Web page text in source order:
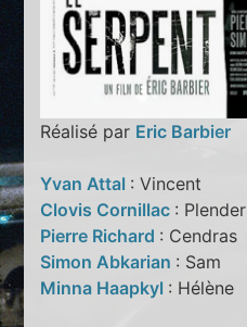
Réalisé par Eric Barbier
Yvan Attal : Vincent
Clovis Cornillac : Plender
Pierre Richard : Cendras
Simon Abkarian : Sam
Minna Haapkyl : Hélène